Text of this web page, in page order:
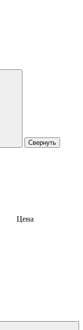
Свернуть
Цена